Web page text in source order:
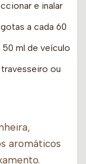
e inalar
a cada 60
50 ml de veículo
travesseiro ou
aromáticos